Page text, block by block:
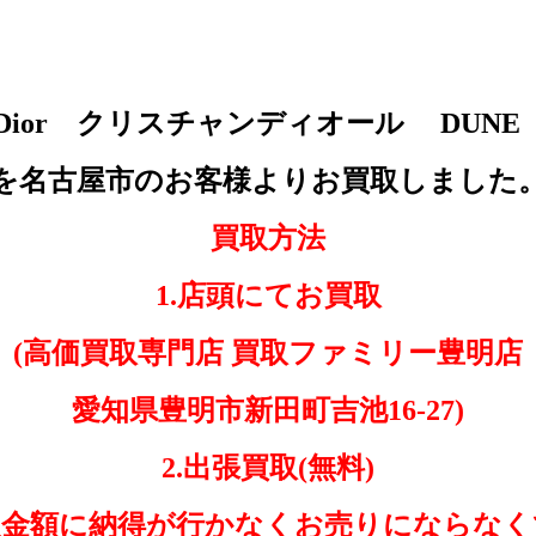
Dior クリスチャンディオール DUNE
名古屋市のお客様よりお買取しました。
買取方法
1.店頭にてお買取
(高価買取専門店 買取ファミリー豊明店
愛知県豊明市新田町吉池16-27)
2.出張買取(無料)
額に納得が行かなくお売りにならな